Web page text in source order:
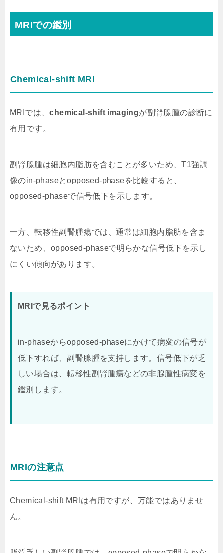
MRIでの鑑別
Chemical-shift MRI
MRIでは、chemical-shift imagingが副腎腺腫の診断に
有用です。
副腎腺腫は細胞内脂肪を含むことが多いため、T1強調
像のin-phaseとopposed-phaseを比較すると、
opposed-phaseで信号低下を示します。
一方、転移性副腎腫瘍では、通常は細胞内脂肪を含ま
ないため、opposed-phaseで明らかな信号低下を示し
にくい傾向があります。
MRIで見るポイント
in-phaseからopposed-phaseにかけて病変の信号が
低下すれば、副腎腺腫を支持します。信号低下が乏
しい場合は、転移性副腎腫瘍などの非腺腫性病変を
鑑別します。
MRIの注意点
Chemical-shift MRIは有用ですが、万能ではありませ
ん。